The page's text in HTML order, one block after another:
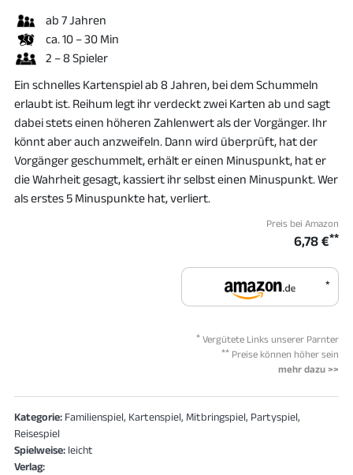
ab 7 Jahren
ca. 10 – 30 Min
2 – 8 Spieler
Ein schnelles Kartenspiel ab 8 Jahren, bei dem Schummeln
erlaubt ist. Reihum legt ihr verdeckt zwei Karten ab und sagt
dabei stets einen höheren Zahlenwert als der Vorgänger. Ihr
könnt aber auch anzweifeln. Dann wird überprüft, hat der
Vorgänger geschummelt, erhält er einen Minuspunkt, hat er
die Wahrheit gesagt, kassiert ihr selbst einen Minuspunkt. Wer
als erstes 5 Minuspunkte hat, verliert.
Preis bei Amazon
6,78 €**
*
* Vergütete Links unserer Parnter
** Preise können höher sein
mehr dazu >>
Kategorie: Familienspiel, Kartenspiel, Mitbringspiel, Partyspiel,
Reisespiel
Spielweise: leicht
Verlag: